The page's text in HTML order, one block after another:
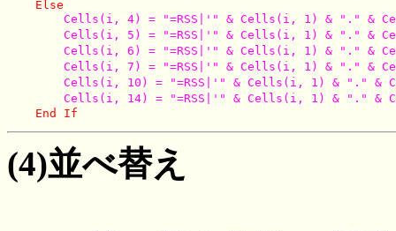
    Else
Cells(i, 4) = "=RSS|'" & Cells(i, 1) & "." &
Cells(i, 5) = "=RSS|'" & Cells(i, 1) & "." &
Cells(i, 6) = "=RSS|'" & Cells(i, 1) & "." &
Cells(i, 7) = "=RSS|'" & Cells(i, 1) & "." &
Cells(i, 10) = "=RSS|'" & Cells(i, 1) & "." &
    End If
(4)並べ替え